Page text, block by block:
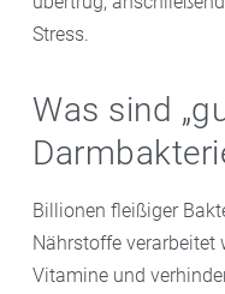
Stress.
Was sind
Billionen fleißiger
Nährstoffe verarbeitet
Vitamine und